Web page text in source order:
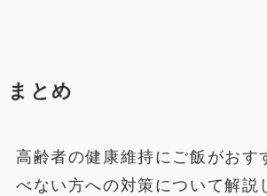
まとめ
高齢者の健康維持にご飯がおす
べない方への対策について解説